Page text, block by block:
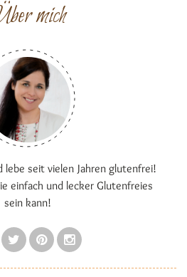
mich
lebe seit vielen Jahren glutenfrei!
einfach und lecker Glutenfreies
sein kann!